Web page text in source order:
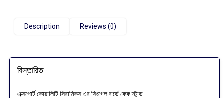
Description Reviews (0)
বিস্তারিত
এক্সপোর্ট কোয়ালিটি সিরামিকস এর সিংগেল বার্ডে কেক স্টান্ড